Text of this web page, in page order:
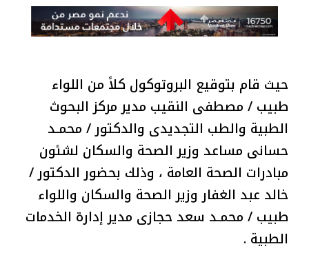
حيث قام بتوقيع البروتوكول كلاً من اللواء
طبيب / مصطفى النقيب مدير مركز البحوث
الطبية والطب التجديدى والدكتور / محمـد
حسانى مساعد وزير الصحة والسكان لشئون
مبادرات الصحة العامة ، وذلك بحضور الدكتور /
خالد عبد الغفار وزير الصحة والسكان واللواء
طبيب / محمـد سعد حجازى مدير إدارة الخدمات
الطبية .